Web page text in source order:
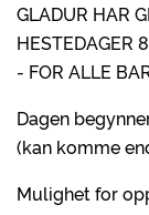
GLADUR HAR
HESTEDAGER
- FOR ALLE
Dagen
(kan komme
Mulighet for